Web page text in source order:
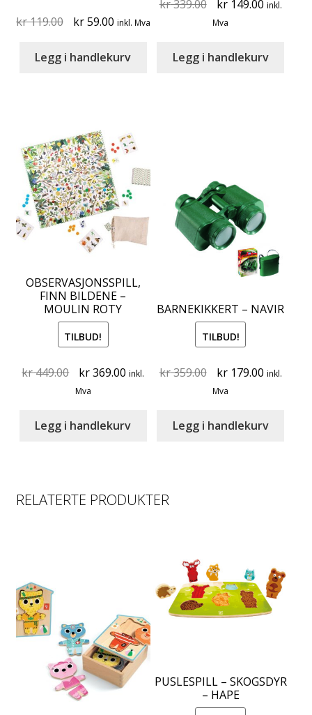
kr119.00
Original
was:
kr59.00Current
is:
inkl. Mva
Legg i handlekurv
kr339.00
Original
price
kr 339.00.
kr149.00Current
kr 149.00.
inkl.
Mva
Legg i handlekurv
OBSERVASJONSSPILL,
FINN BILDENE –
MOULIN ROTY
TILBUD!
kr449.00
Original
price
kr 449.00.
kr369.00 Current
kr 369.00.
inkl.
Mva
Legg i handlekurv
BARNEKIKKERT – NAVIR
TILBUD!
kr359.00
Original
price
kr 359.00.
kr179.00Current
kr 179.00.
inkl.
Mva
Legg i handlekurv
RELATERTE PRODUKTER
PUSLESPILL – SKOGSDYR
– HAPE